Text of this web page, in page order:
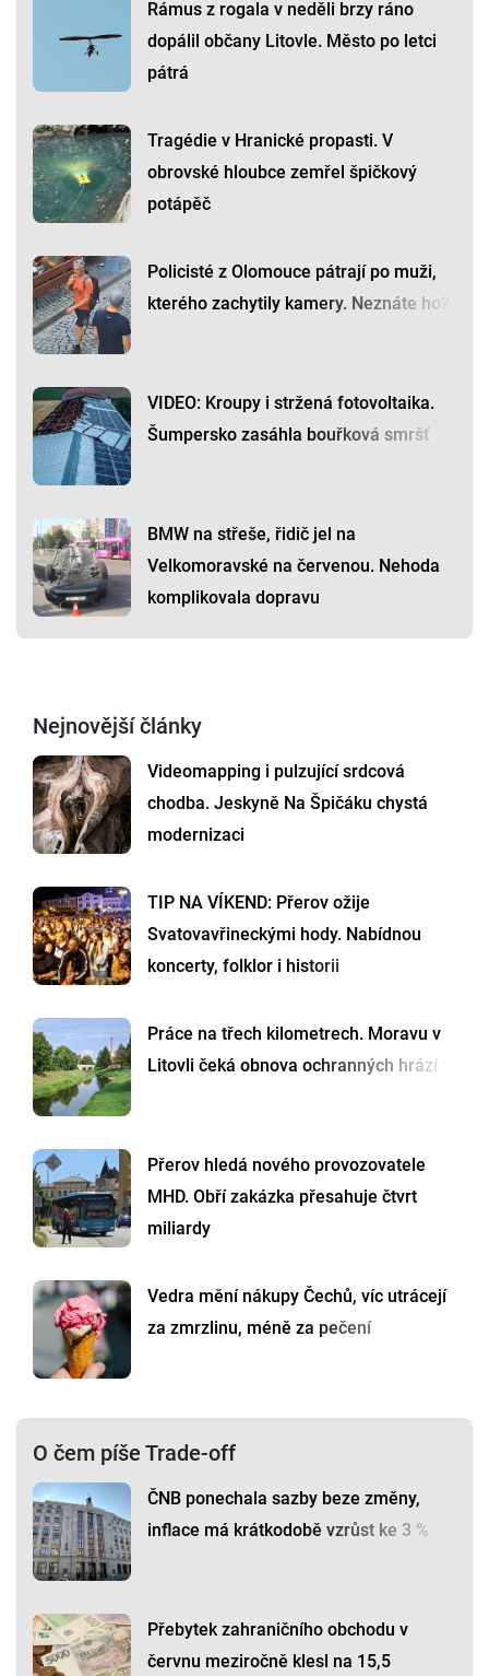
Rámus z rogala v neděli brzy ráno
dopálil občany Litovle. Město po letci
pátrá
Tragédie v Hranické propasti. V
obrovské hloubce zemřel špičkový
potápěč
Policisté z Olomouce pátrají po muži,
kterého zachytily kamery. Neznáte ho?
VIDEO: Kroupy i stržená fotovoltaika.
Šumpersko zasáhla bouřková smršť
BMW na střeše, řidič jel na
Velkomoravské na červenou. Nehoda
komplikovala dopravu
Nejnovější články
Videomapping i pulzující srdcová
chodba. Jeskyně Na Špičáku chystá
modernizaci
TIP NA VÍKEND: Přerov ožije
Svatovavřineckými hody. Nabídnou
koncerty, folklor i historii
Práce na třech kilometrech. Moravu v
Litovli čeká obnova ochranných hrází
Přerov hledá nového provozovatele
MHD. Obří zakázka přesahuje čtvrt
miliardy
Vedra mění nákupy Čechů, víc utrácejí
za zmrzlinu, méně za pečení
O čem píše Trade-off
ČNB ponechala sazby beze změny,
inflace má krátkodobě vzrůst ke 3 %
Přebytek zahraničního obchodu v
červnu meziročně klesl na 15,5